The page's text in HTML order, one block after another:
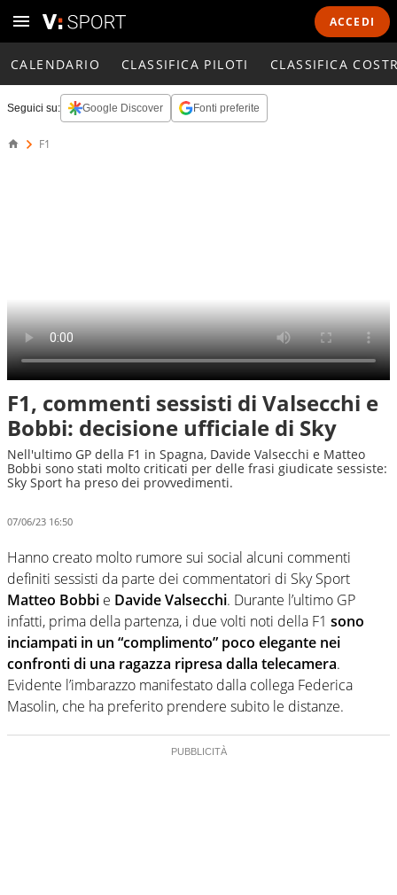
ACCEDI
CALENDARIO CLASSIFICA PILOTI CLASSIFICA
Seguici su: Google Discover Fonti preferite
F1
F1, commenti sessisti di Valsecchi e
Bobbi: decisione ufficiale di Sky
Nell'ultimo GP della F1 in Spagna, Davide Valsecchi e Matteo
Bobbi sono stati molto criticati per delle frasi giudicate sessiste:
Sky Sport ha preso dei provvedimenti.
07/06/23 16:50
Hanno creato molto rumore sui social alcuni commenti
definiti sessisti da parte dei commentatori di Sky Sport
Matteo Bobbi e Davide Valsecchi. Durante l’ultimo GP
infatti, prima della partenza, i due volti noti della F1 sono
inciampati in un “complimento” poco elegante nei
confronti di una ragazza ripresa dalla telecamera.
Evidente l’imbarazzo manifestato dalla collega Federica
Masolin, che ha preferito prendere subito le distanze.